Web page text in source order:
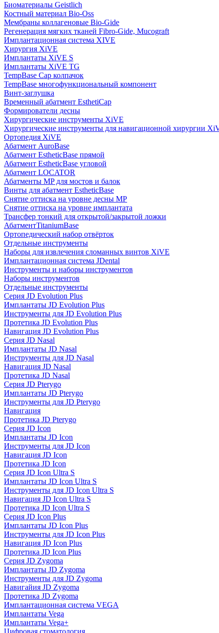
Биоматериалы Geistlich
Костный материал Bio-Oss
Мембраны коллагеновые Bio-Gide
Регенерация мягких тканей Fibro-Gide, Mucograft
Имплантационная система XIVE
Хирургия XiVE
Имплантаты XiVE S
Имплантаты XiVE TG
TempBase Cap колпачок
TempBase многофункциональный компонент
Винт-заглушка
Временный абатмент EsthetiCap
Формирователи десны
Хирургические инструменты XiVE
Хирургические инструменты для навигационной хирургии
Ортопедия XiVE
Абатмент AuroBase
Абатмент EstheticBase прямой
Абатмент EstheticBase угловой
Абатмент LOCATOR
Абатменты MP для мостов и балок
Винты для абатмент EstheticBase
Снятие оттиска на уровне десны MP
Снятие оттиска на уровне имплантата
Трансфер тонкий для открытой/закрытой ложки
АбатментTitaniumBase
Ортопедический набор отвёрток
Отдельные инструменты
Наборы для извлечения сломанных винтов XiVE
Имплантационная система JDental
Инструменты и наборы инструментов
Наборы инструментов
Отдельные инструменты
Серия JD Evolution Plus
Имплантаты JD Evolution Plus
Инструменты для JD Evolution Plus
Протетика JD Evolution Plus
Навигация JD Evolution Plus
Серия JD Nasal
Имплантаты JD Nasal
Инструменты для JD Nasal
Навигация JD Nasal
Протетика JD Nasal
Серия JD Pterygo
Имплантаты JD Pterygo
Инструменты для JD Pterygo
Навигация
Протетика JD Pterygo
Серия JD Icon
Имплантаты JD Icon
Инструменты для JD Icon
Навигация JD Icon
Протетика JD Icon
Серия JD Icon Ultra S
Имплантаты JD Icon Ultra S
Инструменты для JD Icon Ultra S
Навигация JD Icon Ultra S
Протетика JD Icon Ultra S
Серия JD Icon Plus
Имплантаты JD Icon Plus
Инструменты для JD Icon Plus
Навигация JD Icon Plus
Протетика JD Icon Plus
Серия JD Zygoma
Имплантаты JD Zygoma
Инструменты для JD Zygoma
Навигайия JD Zygoma
Протетика JD Zygoma
Имплантационная система VEGA
Имплантаты Vega
Имплантаты Vega+